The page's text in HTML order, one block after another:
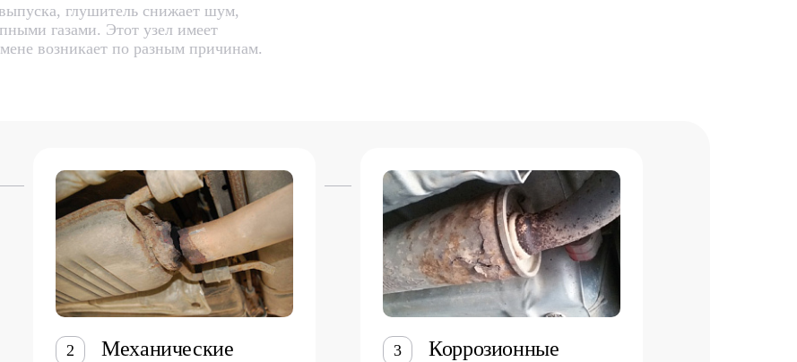
глушитель снижает шум,
газами. Этот узел имеет
возникает по разным причинам.
2
Механические
3
Коррозионные